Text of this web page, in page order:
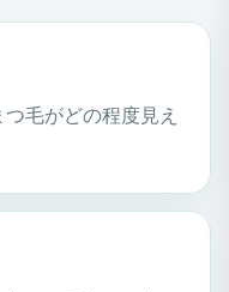
毛がどの程度見え